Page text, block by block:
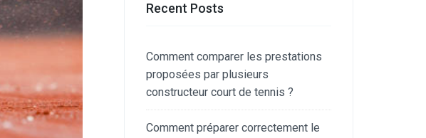
Recent Posts
Comment comparer les prestations
proposées par plusieurs
constructeur court de tennis ?
Comment préparer correctement le